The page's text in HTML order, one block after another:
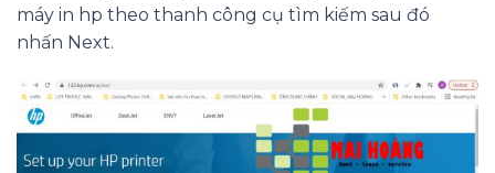
máy in hp theo thanh công cụ tìm kiếm sau đó
nhấn Next.